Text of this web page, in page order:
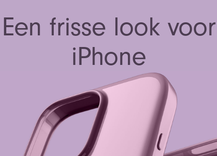
Een frisse look voor
iPhone